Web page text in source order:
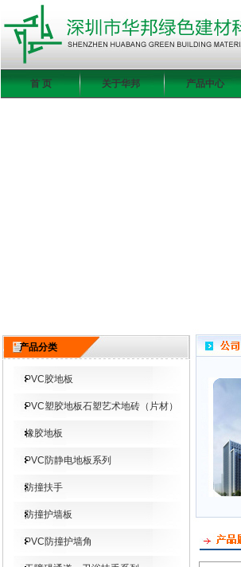
首 页 关于华邦 产品中心
产品分类
PVC胶地板
PVC塑胶地板石塑艺术地砖（片材）
橡胶地板
PVC防静电地板系列
防撞扶手
防撞护墙板
PVC防撞护墙角